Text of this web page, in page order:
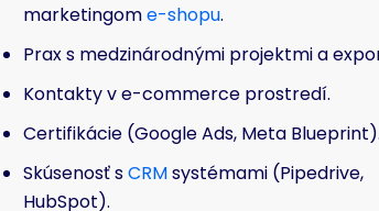
marketingome-shopu.
Prax s medzinárodnými projektmi a
Kontakty v e-commerce prostredí.
Certifikácie (Google Ads, Meta Blueprint).
Skúsenosť sCRMsystémami (Pipedrive,
HubSpot).